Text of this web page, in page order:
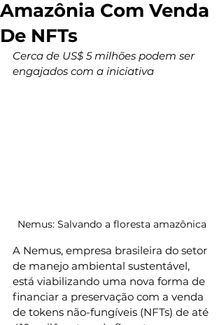
Amazônia Com Venda
De NFTs
Cerca de US$ 5 milhões podem ser
engajados com a iniciativa
Nemus: Salvando a floresta amazônica
A Nemus, empresa brasileira do setor
de manejo ambiental sustentável,
está viabilizando uma nova forma de
financiar a preservação com a venda
de tokens não-fungíveis (NFTs) de até